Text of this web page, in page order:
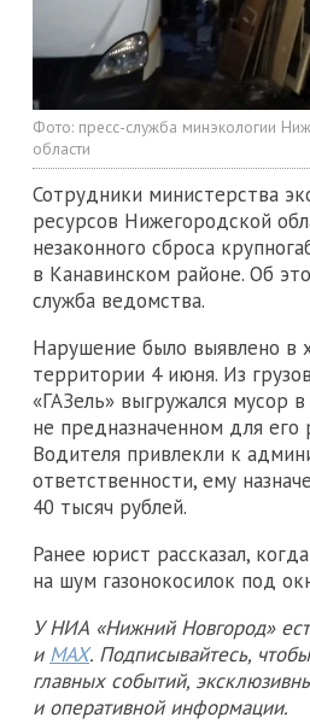
Фото: пресс-служба минэкологии
области
Сотрудники министерства
ресурсов Нижегородской
незаконного сброса
в Канавинском районе. Об
служба ведомства.
Нарушение было выявлено в
территории 4 июня. Из
«ГАЗель» выгружался мусор
не предназначенном для его
Водителя привлекли к
ответственности, ему
40 тысяч рублей.
Ранее юрист рассказал, когда
на шум газонокосилок под
У НИА «Нижний Новгород»
и MAX. Подписывайтесь,
главных событий,
и оперативной информации.